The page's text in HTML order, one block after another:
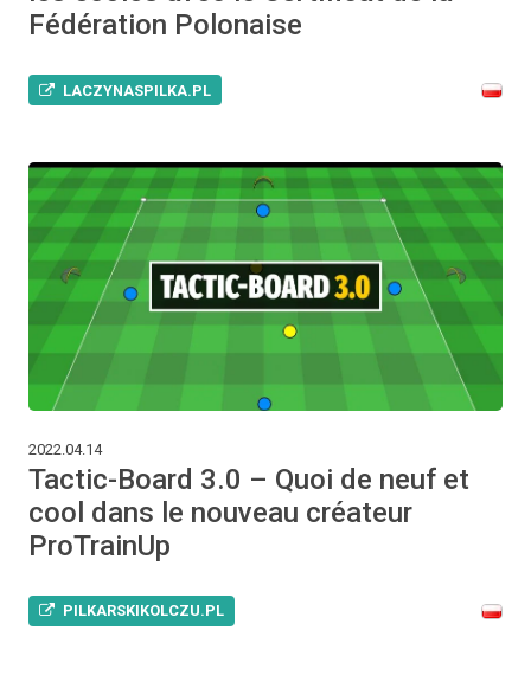
Fédération Polonaise
LACZYNASPILKA.PL
2022.04.14
Tactic-Board 3.0 – Quoi de neuf et
cool dans le nouveau créateur
ProTrainUp
PILKARSKIKOLCZU.PL